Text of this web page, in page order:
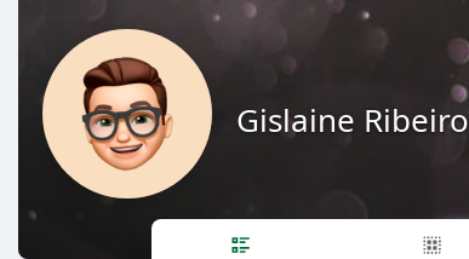
Gislaine Ribeiro